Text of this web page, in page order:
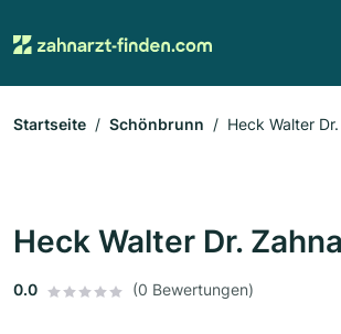
Startseite Schönbrunn Heck Walter
Heck Walter Dr.
0.0 (0 Bewertungen)